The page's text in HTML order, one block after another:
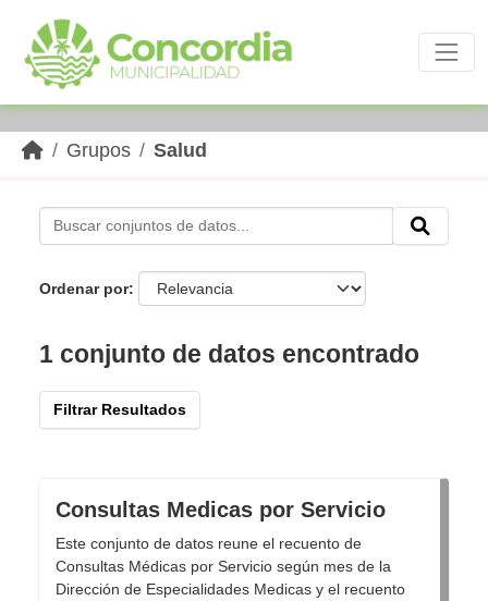
Grupos Salud
Ordenar por
1 conjunto de datos encontrado
Filtrar Resultados
Consultas Medicas por Servicio
Este conjunto de datos reune el recuento de
Consultas Médicas por Servicio según mes de la
Dirección de Especialidades Medicas y el recuento